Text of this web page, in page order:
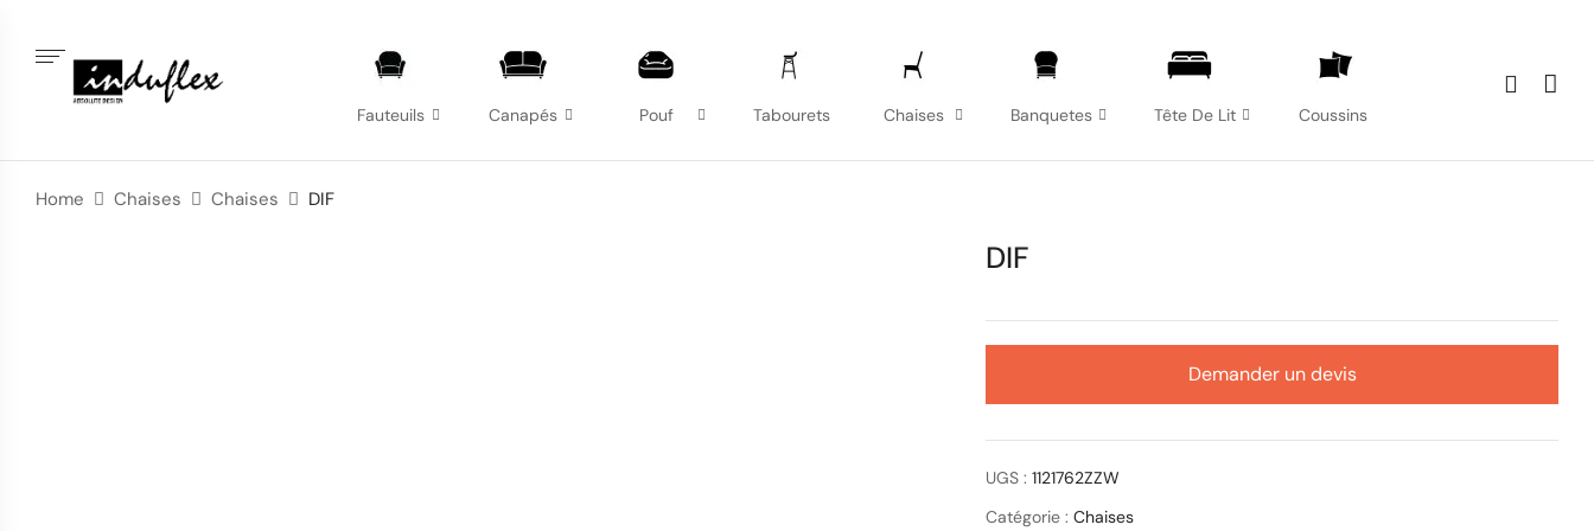
Fauteuils Canapés Pouf Tabourets Chaises Banquetes Tête De Lit Coussins
Home Chaises Chaises DIF
DIF
Demander un devis
UGS :1121762ZZW
Catégorie :Chaises